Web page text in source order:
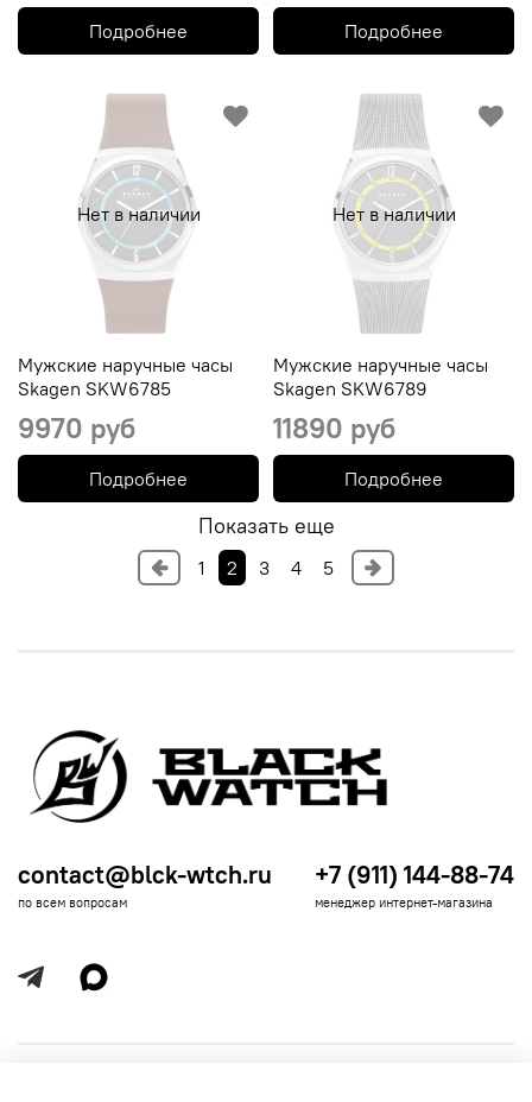
Подробнее Подробнее
Нет в наличии
Мужские наручные часы
Skagen SKW6785
9970 руб
Подробнее
Нет в наличии
Мужские наручные часы
Skagen SKW6789
11890 руб
Подробнее
Показать еще
1 2 3 4 5
contact@blck-wtch.ru
по всем вопросам
+7 (911) 144-88-74
менеджер интернет-магазина